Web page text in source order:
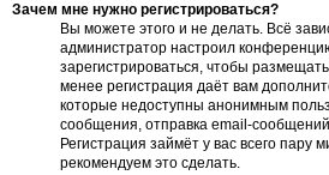
Зачем мне нужно регистрироваться?
Вы можете этого и не делать. Всё
администратор настроил
зарегистрироваться, чтобы
менее регистрация даёт вам
которые недоступны анонимным
сообщения, отправка email-
Регистрация займёт у вас всего пару
рекомендуем это сделать.